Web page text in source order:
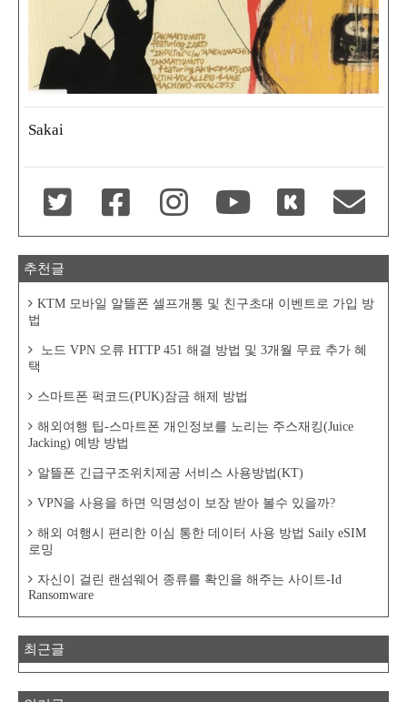
Sakai
추천글
KTM 모바일 알뜰폰 셀프개통 및 친구초대 이벤트로 가입 방
법
노드 VPN 오류 HTTP 451 해결 방법 및 3개월 무료 추가 혜
택
스마트폰 퍽코드(PUK)잠금 해제 방법
해외여행 팁-스마트폰 개인정보를 노리는 주스재킹(Juice
Jacking) 예방 방법
알뜰폰 긴급구조위치제공 서비스 사용방법(KT)
VPN을 사용을 하면 익명성이 보장 받아 볼수 있을까?
해외 여행시 편리한 이심 통한 데이터 사용 방법 Saily eSIM
로밍
자신이 걸린 랜섬웨어 종류를 확인을 해주는 사이트-Id
Ransomware
최근글